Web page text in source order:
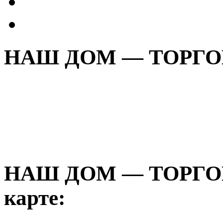
НАШ ДОМ —
НАШ ДОМ —
карте: